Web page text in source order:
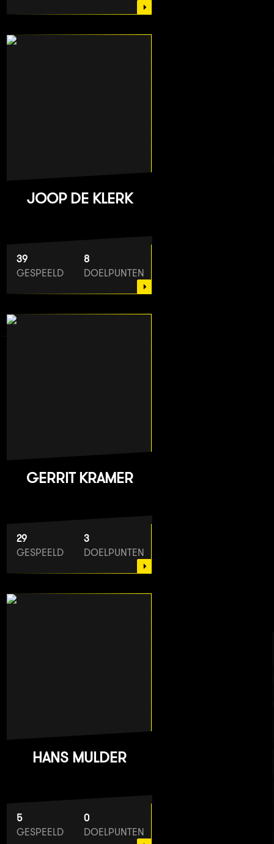
JOOP DE KLERK
39
GESPEELD
8
DOELPUNTEN
GERRIT KRAMER
29
GESPEELD
3
DOELPUNTEN
HANS MULDER
5
GESPEELD
0
DOELPUNTEN